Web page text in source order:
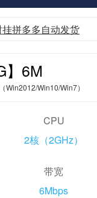
拼多多自动发货
】6M
Win2012/Win10/Win7）
CPU
2核（2GHz）
带宽
6Mbps